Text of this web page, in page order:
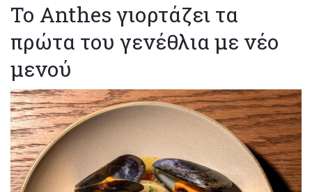
Το Anthes γιορτάζει τα
πρώτα του γενέθλια με νέο
μενού